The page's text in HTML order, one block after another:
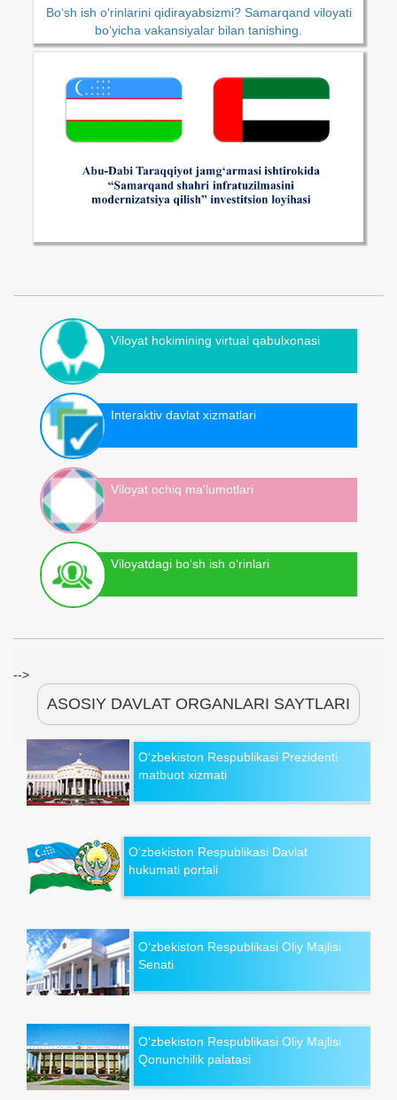
Bo‘sh ish o‘rinlarini qidirayabsizmi? Samarqand viloyati
bo‘yicha vakansiyalar bilan tanishing.
Viloyat hokimining virtual qabulxonasi
Interaktiv davlat xizmatlari
Viloyat ochiq ma'lumotlari
Viloyatdagi bo‘sh ish o‘rinlari
-->
ASOSIY DAVLAT ORGANLARI SAYTLARI
O‘zbekiston Respublikasi Prezidenti
matbuot xizmati
O‘zbekiston Respublikasi Davlat
hukumati portali
O‘zbekiston Respublikasi Oliy Majlisi
Senati
O‘zbekiston Respublikasi Oliy Majlisi
Qonunchilik palatasi